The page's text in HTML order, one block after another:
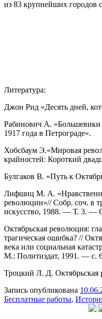
из 83 крупнейших городов
Литература:
Джон Рид «Десять дней,
Рабинович А. «Большевики
1917 года в Петрограде».
Хобсбаум Э.«Мировая
крайностей: Короткий
Булгаков В. «Путь к
Лифшиц М. А.
революции»// Собр. соч. в
искусство, 1988. — Т. 3. —
Октябрьская революция:
трагическая ошибка? //
века или социальная
М.: Политиздат, 1991. — с.
Троцкий Л. Д.
Запись опубликована
Бесплатные работы,